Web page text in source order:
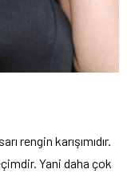
rengin karışımıdır.
Yani daha çok